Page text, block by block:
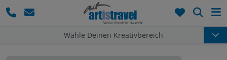
Wähle Deinen Kreativbereich